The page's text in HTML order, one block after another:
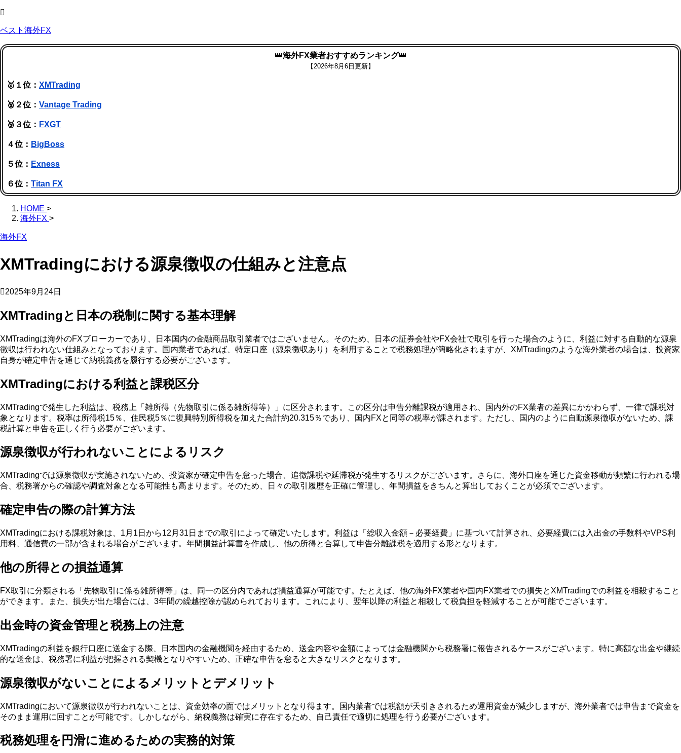
ベスト海外FX
👑海外FX業者おすすめランキング👑
【2026年8月6日更新】
🥇１位： XMTrading
🥈２位： Vantage Trading
🥉３位： FXGT
４位： BigBoss
５位： Exness
６位： Titan FX
HOME >
海外FX >
海外FX
XMTradingにおける源泉徴収の仕組みと注意点
2025年9月24日
XMTradingと日本の税制に関する基本理解
XMTradingは海外のFXブローカーであり、日本国内の金融商品取引業者ではございません。そのため、日本の証券会社やFX会社で取引を行った場合のように、利益に対する自動的な源泉
徴収は行われない仕組みとなっております。国内業者であれば、特定口座（源泉徴収あり）を利用することで税務処理が簡略化されますが、XMTradingのような海外業者の場合は、投資家
自身が確定申告を通じて納税義務を履行する必要がございます。
XMTradingにおける利益と課税区分
XMTradingで発生した利益は、税務上「雑所得（先物取引に係る雑所得等）」に区分されます。この区分は申告分離課税が適用され、国内外のFX業者の差異にかかわらず、一律で課税対
象となります。税率は所得税15％、住民税5％に復興特別所得税を加えた合計約20.315％であり、国内FXと同等の税率が課されます。ただし、国内のように自動源泉徴収がないため、課
税計算と申告を正しく行う必要がございます。
源泉徴収が行われないことによるリスク
XMTradingでは源泉徴収が実施されないため、投資家が確定申告を怠った場合、追徴課税や延滞税が発生するリスクがございます。さらに、海外口座を通じた資金移動が頻繁に行われる場
合、税務署からの確認や調査対象となる可能性も高まります。そのため、日々の取引履歴を正確に管理し、年間損益をきちんと算出しておくことが必須でございます。
確定申告の際の計算方法
XMTradingにおける課税対象は、1月1日から12月31日までの取引によって確定いたします。利益は「総収入金額－必要経費」に基づいて計算され、必要経費には入出金の手数料やVPS利
用料、通信費の一部が含まれる場合がございます。年間損益計算書を作成し、他の所得と合算して申告分離課税を適用する形となります。
他の所得との損益通算
FX取引に分類される「先物取引に係る雑所得等」は、同一の区分内であれば損益通算が可能です。たとえば、他の海外FX業者や国内FX業者での損失とXMTradingでの利益を相殺すること
ができます。また、損失が出た場合には、3年間の繰越控除が認められております。これにより、翌年以降の利益と相殺して税負担を軽減することが可能でございます。
出金時の資金管理と税務上の注意
XMTradingの利益を銀行口座に送金する際、日本国内の金融機関を経由するため、送金内容や金額によっては金融機関から税務署に報告されるケースがございます。特に高額な出金や継続
的な送金は、税務署に利益が把握される契機となりやすいため、正確な申告を怠ると大きなリスクとなります。
源泉徴収がないことによるメリットとデメリット
XMTradingにおいて源泉徴収が行われないことは、資金効率の面ではメリットとなり得ます。国内業者では税額が天引きされるため運用資金が減少しますが、海外業者では申告まで資金を
そのまま運用に回すことが可能です。しかしながら、納税義務は確実に存在するため、自己責任で適切に処理を行う必要がございます。
税務処理を円滑に進めるための実務的対策